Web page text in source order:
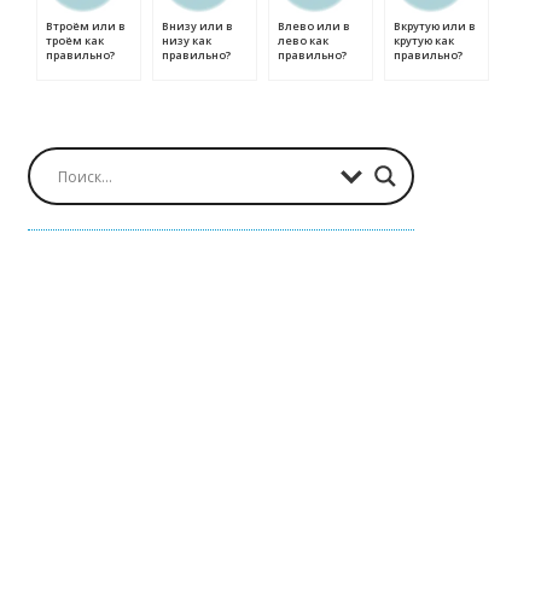
Втроём или в
троём как
правильно?
Внизу или в
низу как
правильно?
Влево или в
лево как
правильно?
Вкрутую или в
крутую как
правильно?